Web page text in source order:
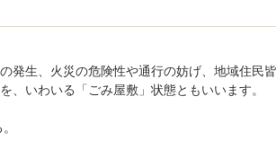
発生、火災の危険性や通行の妨げ、地域住民皆
、いわいる「ごみ屋敷」状態ともいいます。